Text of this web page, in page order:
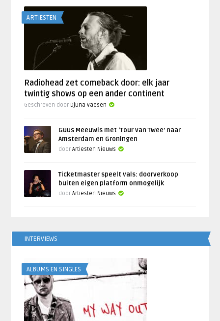
ARTIESTEN
Radiohead zet comeback door: elk jaar
twintig shows op een ander continent
Geschreven door Djuna Vaesen
Guus Meeuwis met ‘Tour van Twee’ naar
Amsterdam en Groningen
doorArtiesten Nieuws
Ticketmaster speelt vals: doorverkoop
buiten eigen platform onmogelijk
doorArtiesten Nieuws
INTERVIEWS
ALBUMS EN SINGLES